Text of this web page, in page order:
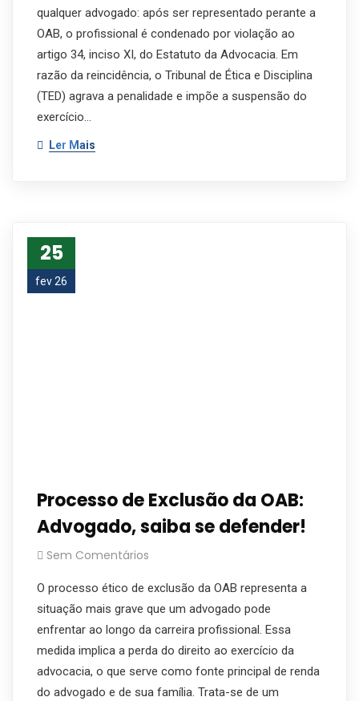
qualquer advogado: após ser representado perante a
OAB, o profissional é condenado por violação ao
artigo 34, inciso XI, do Estatuto da Advocacia. Em
razão da reincidência, o Tribunal de Ética e Disciplina
(TED) agrava a penalidade e impõe a suspensão do
exercício…
Ler Mais
25
fev 26
Processo de Exclusão da OAB:
Advogado, saiba se defender!
Sem Comentários
O processo ético de exclusão da OAB representa a
situação mais grave que um advogado pode
enfrentar ao longo da carreira profissional. Essa
medida implica a perda do direito ao exercício da
advocacia, o que serve como fonte principal de renda
do advogado e de sua família. Trata-se de um